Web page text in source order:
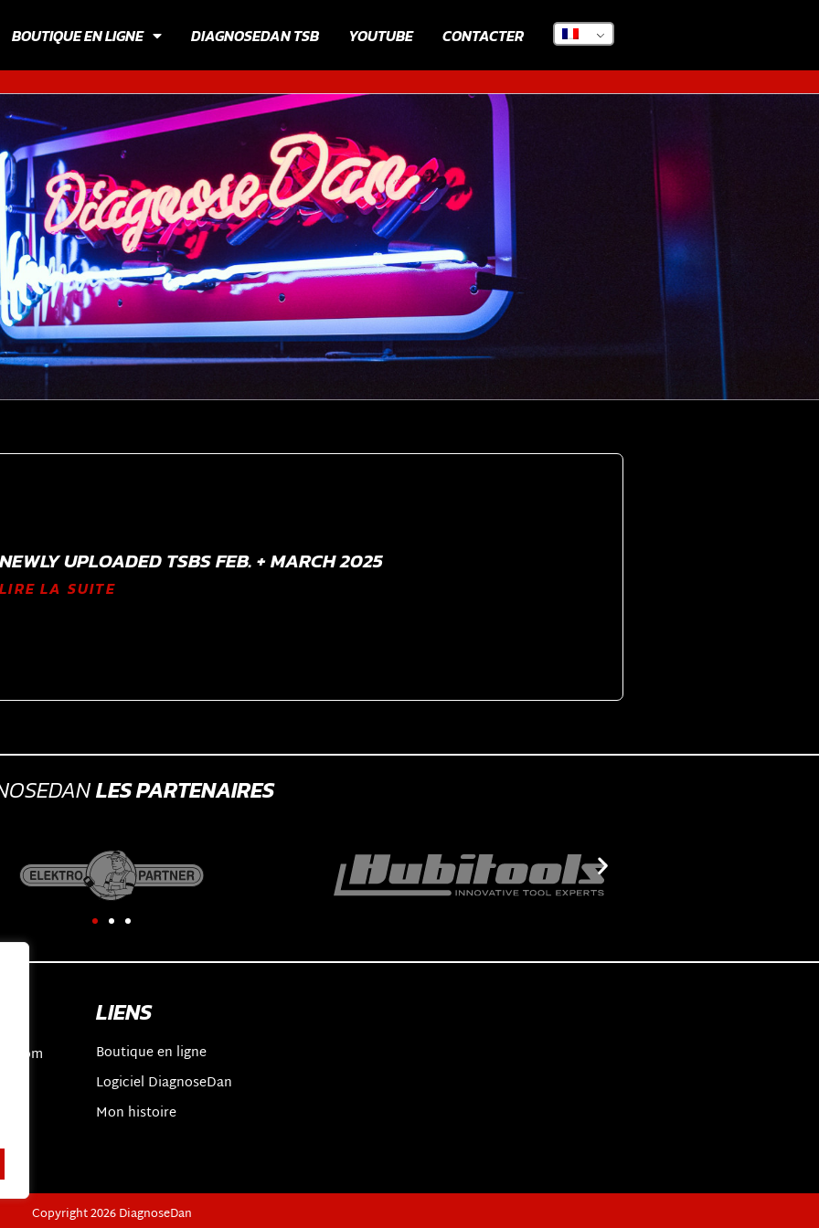
BOUTIQUE EN LIGNE DIAGNOSEDAN TSB YOUTUBE CONTACTER
NEWLY UPLOADED TSBS FEB. + MARCH 2025
LIRE LA SUITE
LES PARTENAIRES
LIENS
Boutique en ligne
Logiciel DiagnoseDan
Mon histoire
Copyright 2026 DiagnoseDan